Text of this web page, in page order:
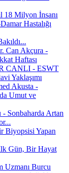
18 Milyon İnsanı
Hastalığı
Can Akçura -
Haftası
CANLI - ESWT
Yaklaşımı
Akusta -
Umut ve
Sonbaharda Artan
Biyopsisi Yapan
Gün, Bir Hayat
Uzmanı Burcu